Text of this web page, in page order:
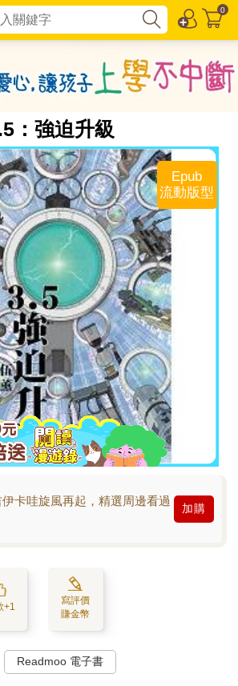
0
：強迫升級
Epub
流動版型
卡哇旋風再起，精選周邊看過
加購
+1
寫評價
賺金幣
Readmoo 電子書